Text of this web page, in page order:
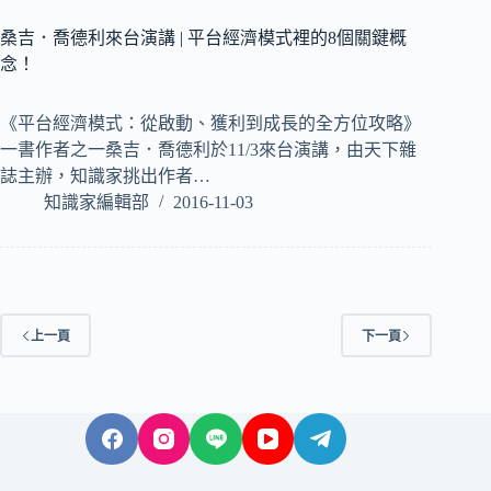
桑吉．喬德利來台演講 | 平台經濟模式裡的8個關鍵概
念！
《平台經濟模式：從啟動、獲利到成長的全方位攻略》
一書作者之一桑吉．喬德利於11/3來台演講，由天下雜
誌主辦，知識家挑出作者…
知識家編輯部
2016-11-03
上一頁 下一頁